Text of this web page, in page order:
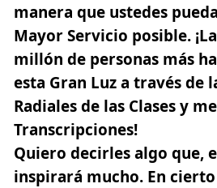
manera que ustedes
Mayor Servicio posible.
millón de personas más
esta Gran Luz a través de
Radiales de las Clases y
Transcripciones!
Quiero decirles algo que,
inspirará mucho. En